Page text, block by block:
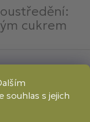
s jejich
cukrem
Dobírka